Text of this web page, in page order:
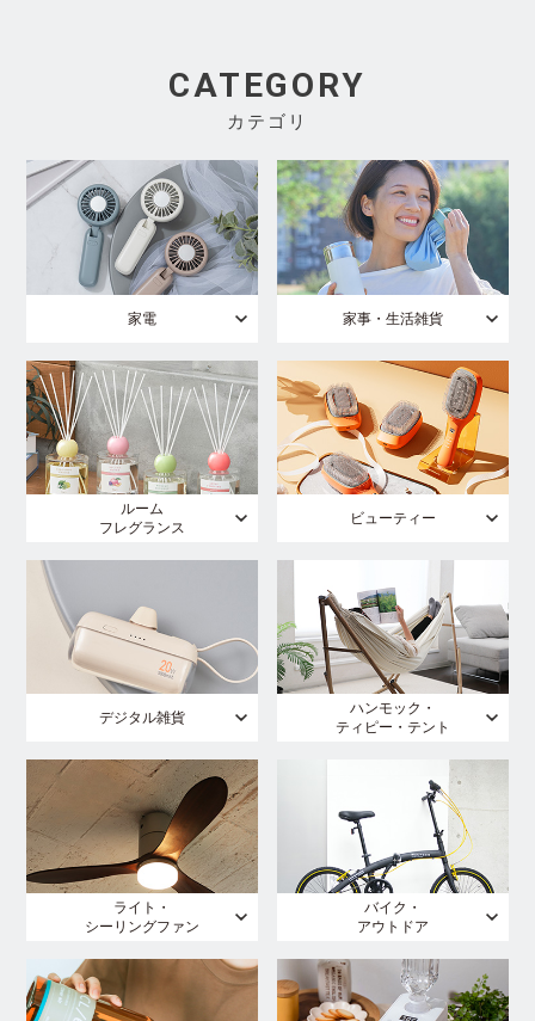
CATEGORY
カテゴリ
家電 家事・生活雑貨
ルーム
フレグランス
ビューティー
デジタル雑貨
ハンモック・
ティピー・テント
ライト・
シーリングファン
バイク・
アウトドア